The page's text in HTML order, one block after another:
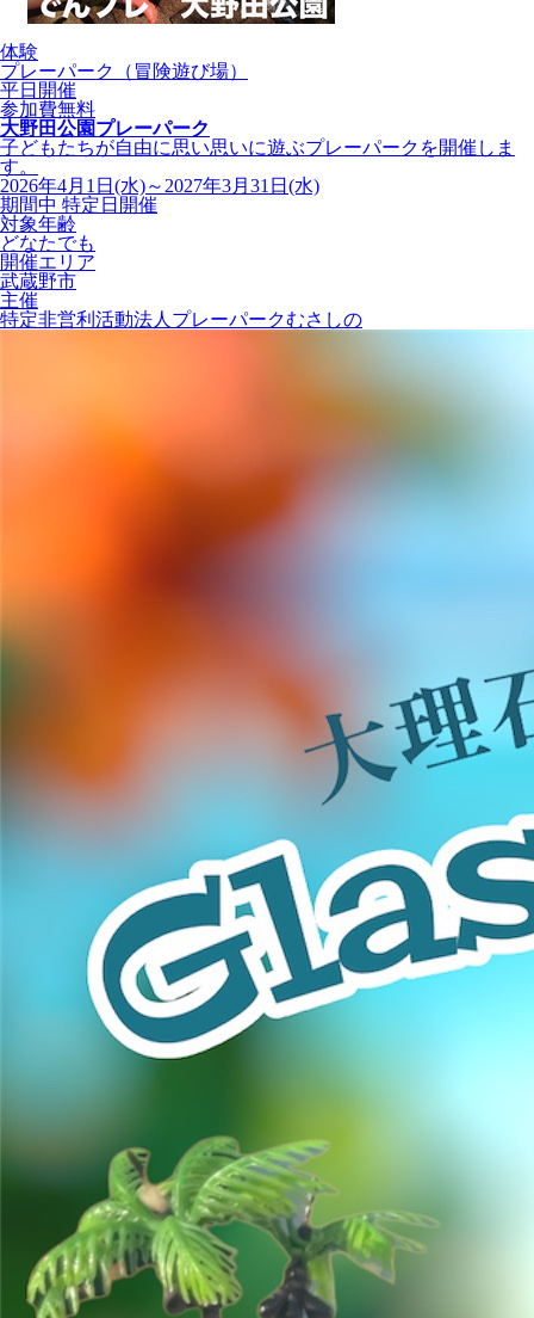
体験
プレーパーク（冒険遊び場）
平日開催
参加費無料
大野田公園プレーパーク
子どもたちが自由に思い思いに遊ぶプレーパークを開催しま
す。
2026年4月1日(水)～2027年3月31日(水)
期間中 特定日開催
対象年齢
どなたでも
開催エリア
武蔵野市
主催
特定非営利活動法人プレーパークむさしの